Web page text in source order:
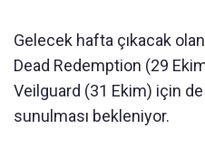
Gelecek hafta çıkacak
Dead Redemption (29
Veilguard (31 Ekim) için
sunulması bekleniyor.